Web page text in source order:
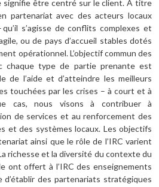
signifie être centré sur le client. À titre
partenariat avec des acteurs locaux
s’agisse de conflits complexes et
ou de pays d’accueil stables dotés
opérationnel. L’objectif commun des
chaque type de partie prenante est
de l’aide et d’atteindre les meilleurs
touchées par les crises – à court et à
cas, nous visons à contribuer à
de services et au renforcement des
et des systèmes locaux. Les objectifs
ainsi que le rôle de l’IRC varient
richesse et la diversité du contexte du
ont offert à l’IRC des enseignements
d’établir des partenariats stratégiques